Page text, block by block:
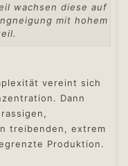
wachsen diese auf
mit hohem
vereint sich
Dann
treibenden, extrem
Produktion.